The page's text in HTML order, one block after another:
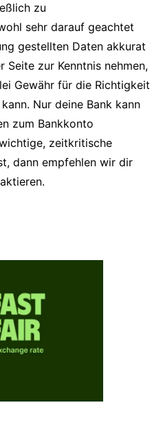
zu
sehr darauf geachtet
gestellten Daten akkurat
Seite zur Kenntnis nehmen,
Gewähr für die Richtigkeit
Nur deine Bank kann
zum Bankkonto
zeitkritische
dann empfehlen wir dir